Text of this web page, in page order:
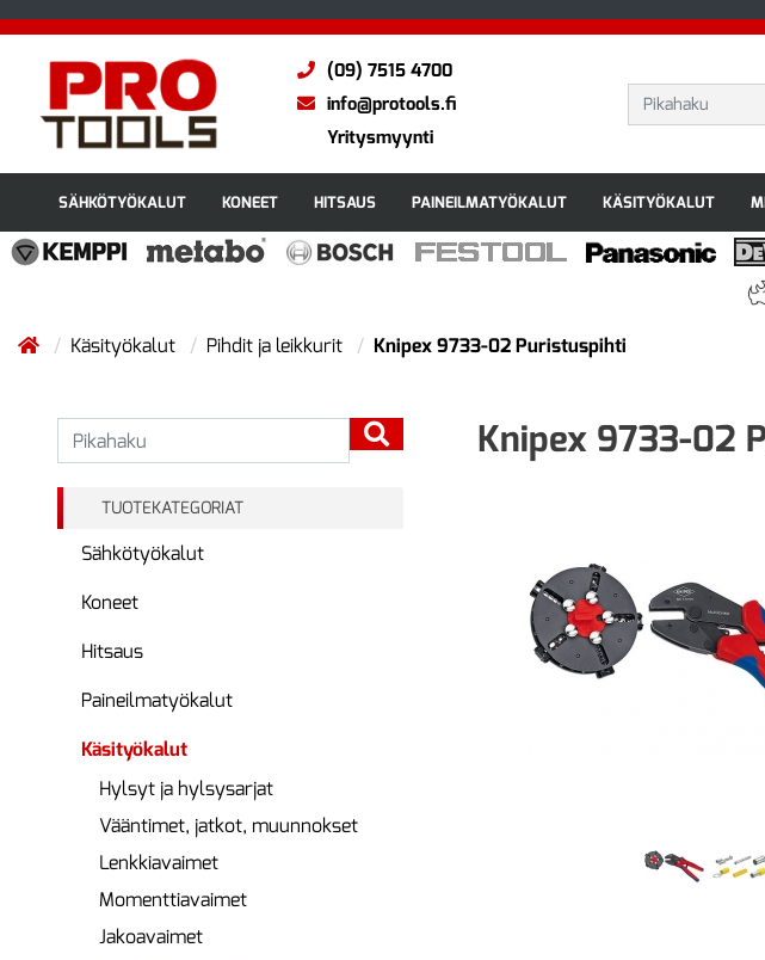
(09) 7515 4700
info@protools.fi
Yritysmyynti
SÄHKÖTYÖKALUT KONEET HITSAUS PAINEILMATYÖKALUT KÄSITYÖKALUT
Käsityökalut Pihdit ja leikkurit Knipex 9733-02 Puristuspihti
TUOTEKATEGORIAT
Sähkötyökalut
Koneet
Hitsaus
Paineilmatyökalut
Käsityökalut
Hylsyt ja hylsysarjat
Vääntimet, jatkot, muunnokset
Lenkkiavaimet
Momenttiavaimet
Jakoavaimet
Knipex 9733-02